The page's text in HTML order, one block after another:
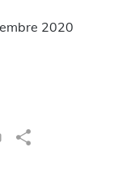
2020
Print